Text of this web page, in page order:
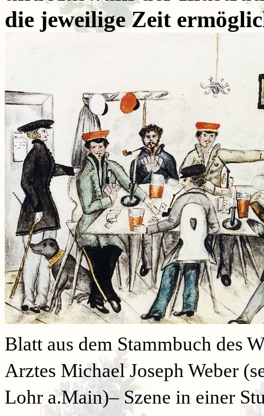
die jeweilige Zeit
Blatt aus dem Stammbuch des
Arztes Michael Joseph Weber
Lohr a.Main)– Szene in einer